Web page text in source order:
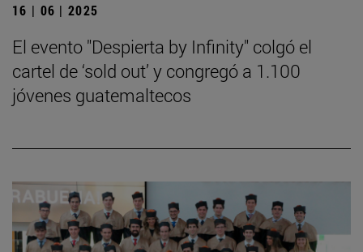
16 | 06 | 2025
El evento "Despierta by Infinity" colgó el
cartel de ‘sold out’ y congregó a 1.100
jóvenes guatemaltecos